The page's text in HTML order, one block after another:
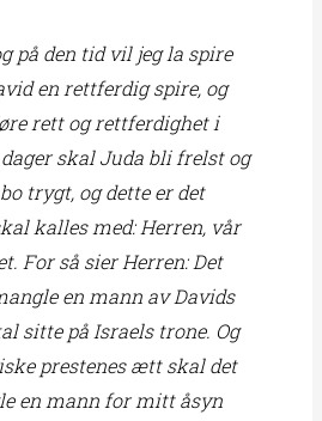
på den tid vil jeg la spire
en rettferdig spire, og
rett og rettferdighet i
skal Juda bli frelst og
trygt, og dette er det
kalles med: Herren, vår
For så sier Herren: Det
en mann av Davids
sitte på Israels trone. Og
prestenes ætt skal det
en mann for mitt åsyn